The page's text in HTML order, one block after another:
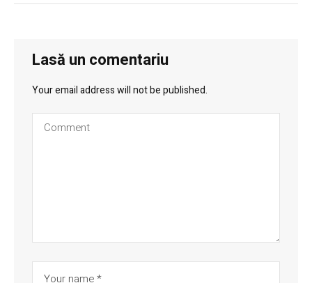
Lasă un comentariu
Your email address will not be published.